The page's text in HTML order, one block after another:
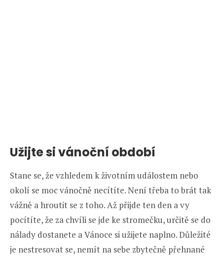
Užijte si vánoční období
Stane se, že vzhledem k životním událostem nebo
okolí se moc vánočně necítíte. Není třeba to brát tak
vážně a hroutit se z toho. Až přijde ten den a vy
pocítíte, že za chvíli se jde ke stromečku, určitě se do
nálady dostanete a Vánoce si užijete naplno. Důležité
je nestresovat se, nemít na sebe zbytečně přehnané